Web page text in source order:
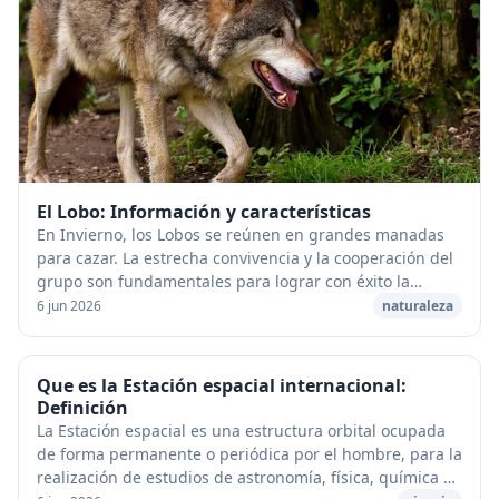
El Lobo: Información y características
En Invierno, los Lobos se reúnen en grandes manadas
para cazar. La estrecha convivencia y la cooperación del
grupo son fundamentales para lograr con éxito la
captura de los grandes herbívoros, y conse...
6 jun 2026 naturaleza
Que es la Estación espacial internacional:
Definición
La Estación espacial es una estructura orbital ocupada
de forma permanente o periódica por el hombre, para la
realización de estudios de astronomía, física, química o